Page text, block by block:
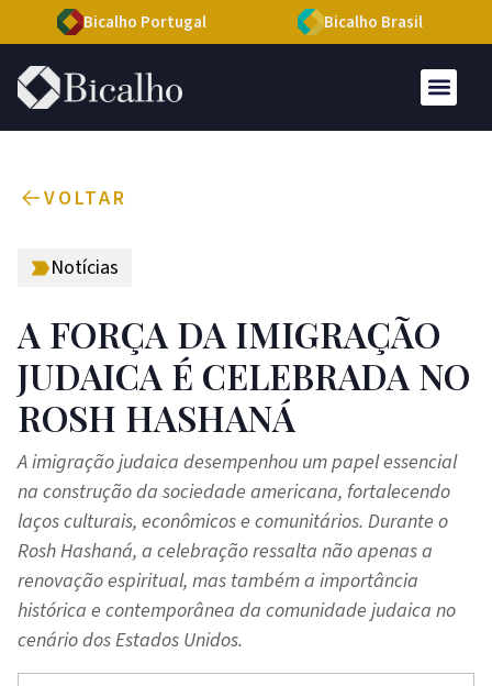
Bicalho Portugal Bicalho Brasil
VOLTAR
Notícias
A FORÇA DA IMIGRAÇÃO
JUDAICA É CELEBRADA NO
ROSH HASHANÁ
A imigração judaica desempenhou um papel essencial
na construção da sociedade americana, fortalecendo
laços culturais, econômicos e comunitários. Durante o
Rosh Hashaná, a celebração ressalta não apenas a
renovação espiritual, mas também a importância
histórica e contemporânea da comunidade judaica no
cenário dos Estados Unidos.